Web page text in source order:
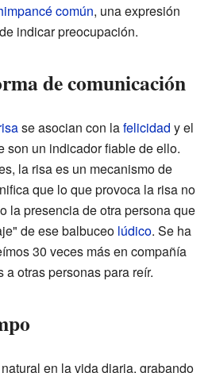
común, una expresión
indicar preocupación.
de comunicación
se asocian con lafelicidad y el
son un indicador fiable de ello.
la risa es un mecanismo de
que lo que provoca la risa no
la presencia de otra persona que
de ese balbuceo lúdico. Se ha
30 veces más en compañía
otras personas para reír.
en la vida diaria, grabando